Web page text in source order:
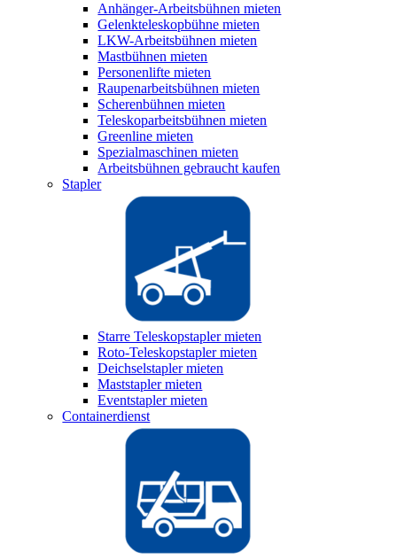
Anhänger-Arbeitsbühnen mieten
Gelenkteleskopbühne mieten
LKW-Arbeitsbühnen mieten
Mastbühnen mieten
Personenlifte mieten
Raupenarbeitsbühnen mieten
Scherenbühnen mieten
Teleskoparbeitsbühnen mieten
Greenline mieten
Spezialmaschinen mieten
Arbeitsbühnen gebraucht kaufen
Stapler
Starre Teleskopstapler mieten
Roto-Teleskopstapler mieten
Deichselstapler mieten
Maststapler mieten
Eventstapler mieten
Containerdienst